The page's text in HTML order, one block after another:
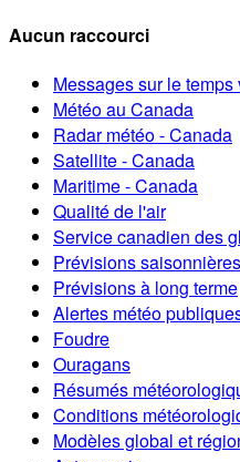
Aucun raccourci
Messages sur le temps
Météo au Canada
Radar météo - Canada
Satellite - Canada
Maritime - Canada
Qualité de l'air
Service canadien des
Prévisions saisonnières
Prévisions à long terme
Alertes météo
Foudre
Ouragans
Résumés
Conditions
Modèles global et